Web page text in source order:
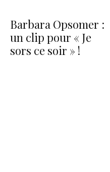
Barbara Opsomer :
un clip pour « Je
sors ce soir » !